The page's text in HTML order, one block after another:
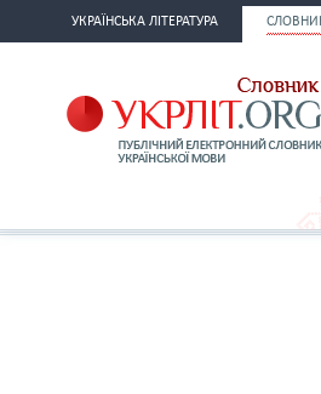
УКРАЇНСЬКА ЛІТЕРАТУРА